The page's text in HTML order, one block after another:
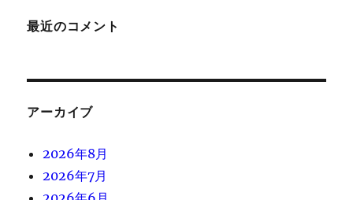
最近のコメント
アーカイブ
2026年8月
2026年7月